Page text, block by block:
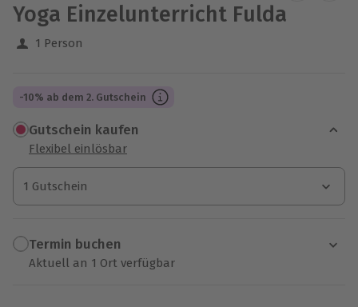
Yoga Einzelunterricht Fulda
1 Person
-10% ab dem 2. Gutschein
Gutschein kaufen
Flexibel einlösbar
1 Gutschein
1 Gutschein
1 Gutschein
Termin buchen
Aktuell an 1 Ort verfügbar